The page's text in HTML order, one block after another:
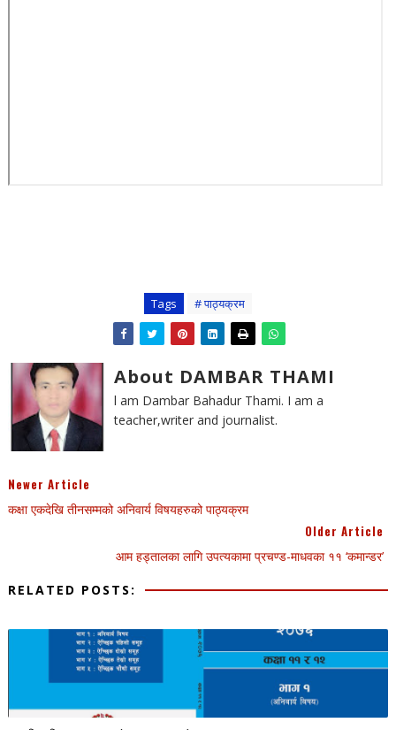
Tags # पाठ्यक्रम
About DAMBAR THAMI
l am Dambar Bahadur Thami. I am a
teacher,writer and journalist.
Newer Article
कक्षा एकदेखि तीनसम्मको अनिवार्य विषयहरुको पाठ्यक्रम
Older Article
आम हड्तालका लागि उपत्यकामा प्रचण्ड-माधवका ११ ‘कमान्डर’
RELATED POSTS: